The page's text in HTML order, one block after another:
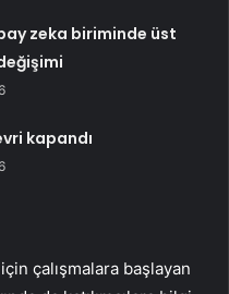
zeka biriminde üst
kapandı
çalışmalara başlayan